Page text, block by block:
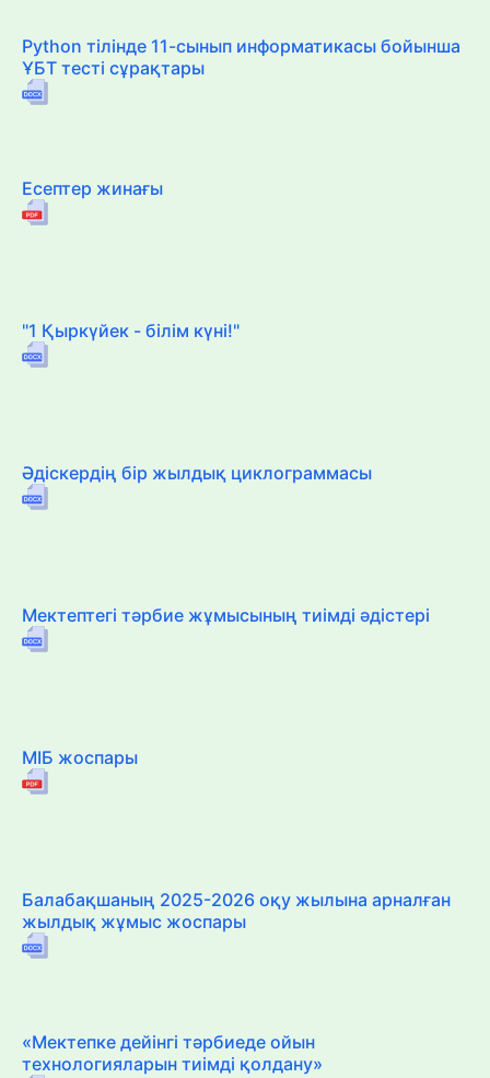
Python тілінде 11-сынып информатикасы бойынша
ҰБТ тесті сұрақтары
Есептер жинағы
"1 Қыркүйек - білім күні!"
Әдіскердің бір жылдық циклограммасы
Мектептегі тәрбие жұмысының тиімді әдістері
МІБ жоспары
Балабақшаның 2025-2026 оқу жылына арналған
жылдық жұмыс жоспары
«Мектепке дейінгі тәрбиеде ойын
технологияларын тиімді қолдану»